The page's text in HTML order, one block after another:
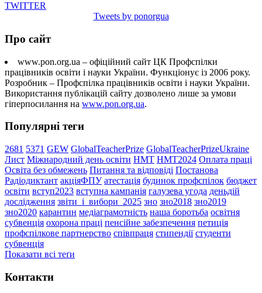
TWITTER
Tweets by ponorgua
Про сайт
www.pon.org.ua – офіційний сайт ЦК Профспілки
працівників освіти і науки України. Функціонує із 2006 року.
Розробник – Профспілка працівників освіти і науки України.
Використання публікацій сайту дозволено лише за умови
гіперпосилання на www.pon.org.ua.
Популярні теги
2681 5371 GEW GlobalTeacherPrize GlobalTeacherPrizeUkraine
Лист Міжнародний день освіти НМТ НМТ2024 Оплата праці
Освіта без обмежень Питання та відповіді Постанова
Радіодиктант акціяФПУ атестація будинок профспілок бюджет
освіти вступ2023 вступна кампанія галузева угода деньдій
дослідження звіти_і_вибори_2025 зно зно2018 зно2019
зно2020 карантин медіаграмотність наша боротьба освітня
субвенція охорона праці пенсійне забезпечення петиція
профспілкове партнерство співпраця стипендії студенти
субвенція
Показати всі теґи
Контакти